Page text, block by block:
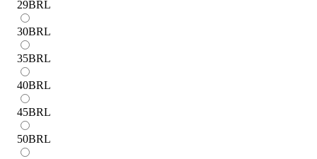
29BRL
30BRL
35BRL
40BRL
45BRL
50BRL